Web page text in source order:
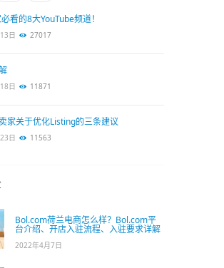
看的8大YouTube频道！
日 27017
日 11871
家关于优化Listing的三条建议
日 11563
Bol.com荷兰电商怎么样？Bol.com平
台介绍、开店入驻流程、入驻要求详解
2022年4月7日